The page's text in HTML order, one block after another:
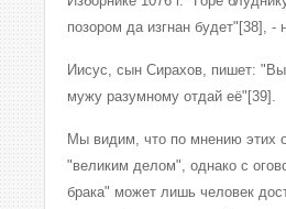
позором да изгнан будет"[38], -
Иисус, сын Сирахов, пишет:
мужу разумному отдай её"[39].
Мы видим, что по мнению этих
"великим делом", однако с
брака" может лишь человек